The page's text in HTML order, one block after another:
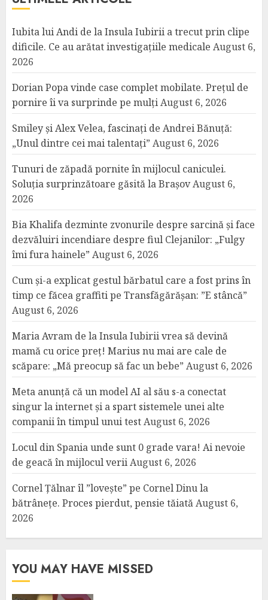
Iubita lui Andi de la Insula Iubirii a trecut prin clipe
dificile. Ce au arătat investigațiile medicale August 6,
2026
Dorian Popa vinde case complet mobilate. Prețul de
pornire îi va surprinde pe mulțiAugust 6, 2026
Smiley și Alex Velea, fascinați de Andrei Bănuță:
„Unul dintre cei mai talentați” August 6, 2026
Tunuri de zăpadă pornite în mijlocul caniculei.
Soluția surprinzătoare găsită la BrașovAugust 6,
2026
Bia Khalifa dezminte zvonurile despre sarcină și face
dezvăluiri incendiare despre fiul Clejanilor: „Fulgy
îmi fura hainele” August 6, 2026
Cum și-a explicat gestul bărbatul care a fost prins în
timp ce făcea graffiti pe Transfăgărășan: ”E stâncă”
August 6, 2026
Maria Avram de la Insula Iubirii vrea să devină
mamă cu orice preț! Marius nu mai are cale de
scăpare: „Mă preocup să fac un bebe” August 6, 2026
Meta anunță că un model AI al său s-a conectat
singur la internet și a spart sistemele unei alte
companii în timpul unui testAugust 6, 2026
Locul din Spania unde sunt 0 grade vara! Ai nevoie
de geacă în mijlocul veriiAugust 6, 2026
Cornel Țălnar îl ”lovește” pe Cornel Dinu la
bătrânețe. Proces pierdut, pensie tăiatăAugust 6,
2026
YOU MAY HAVE MISSED